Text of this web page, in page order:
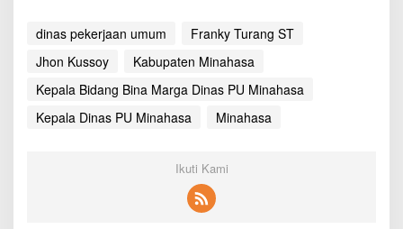
dinas pekerjaan umum
Franky Turang ST
Jhon Kussoy
Kabupaten Minahasa
Kepala Bidang Bina Marga Dinas PU Minahasa
Kepala Dinas PU Minahasa
Minahasa
Ikuti Kami